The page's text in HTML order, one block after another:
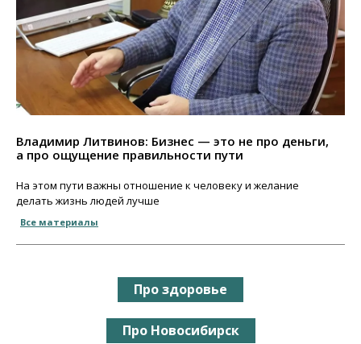
Владимир Литвинов: Бизнес — это не про деньги,
а про ощущение правильности пути
На этом пути важны отношение к человеку и желание
делать жизнь людей лучше
Все материалы
Про здоровье
Про Новосибирск